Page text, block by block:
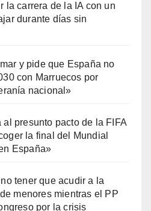
la carrera de la IA con un
durante días sin
y pide que España no
con Marruecos por
nacional»
presunto pacto de la FIFA
la final del Mundial
España»
tener que acudir a la
menores mientras el PP
por la crisis